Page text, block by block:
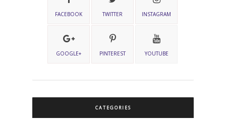
FACEBOOK TWITTER INSTAGRAM
GOOGLE+ PINTEREST YOUTUBE
CATEGORIES